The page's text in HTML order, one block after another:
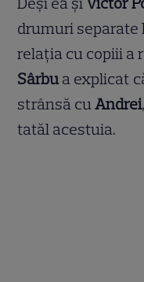
drumuri separate
relația cu copiii a
Sârbu a explicat
strânsă cuAndrei
tatăl acestuia.